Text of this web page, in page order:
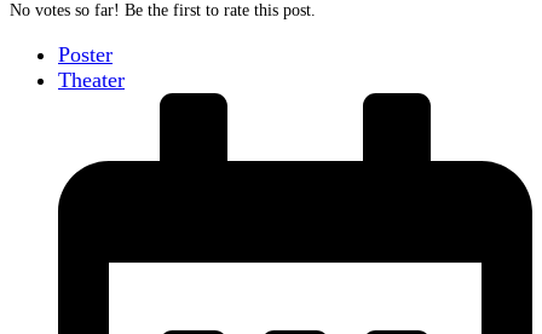
No votes so far! Be the first to rate this post.
Poster
Theater